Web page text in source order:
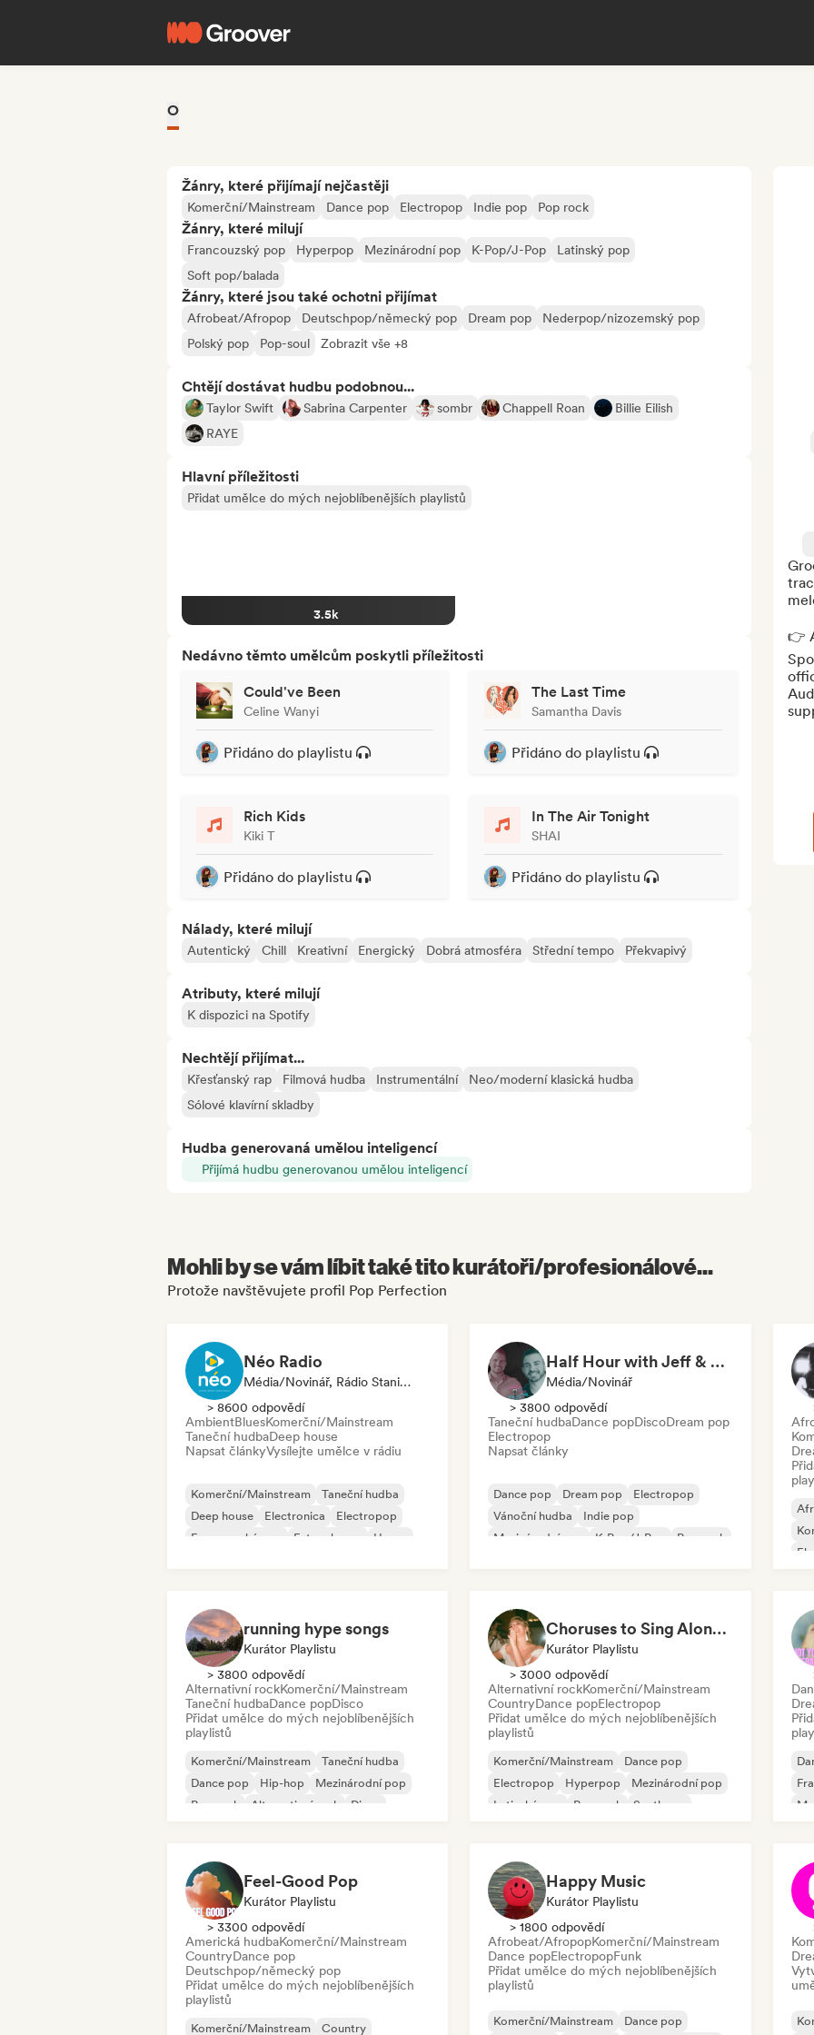
O
Žánry, které přijímají nejčastěji
Komerční/Mainstream Dance pop Electropop Indie pop Pop rock
Žánry, které milují
Francouzský pop Hyperpop Mezinárodní pop K-Pop/J-Pop
Latinský pop
Soft pop/balada
Žánry, které jsou také ochotni přijímat
Afrobeat/Afropop Deutschpop/německý pop Dream pop
Nederpop/nizozemský pop
Polský pop
Pop-soul Zobrazit vše +8
Chtějí dostávat hudbu podobnou...
Taylor Swift Sabrina Carpenter sombr Chappell Roan
Billie Eilish
RAYE
Hlavní příležitosti
Přidat umělce do mých nejoblíbenějších playlistů
3.5k
Nedávno těmto umělcům poskytli příležitosti
Could've Been
Celine Wanyi
Přidáno do playlistu
The Last Time
Samantha Davis
Přidáno do playlistu
Rich Kids
Kiki T
Přidáno do playlistu
In The Air Tonight
SHAI
Přidáno do playlistu
Nálady, které milují
Autentický Chill Kreativní Energický Dobrá atmosféra Střední tempo Překvapivý
Atributy, které milují
K dispozici na Spotify
Nechtějí přijímat...
Křesťanský rap Filmová hudba Instrumentální
Neo/moderní klasická hudba
Sólové klavírní skladby
Hudba generovaná umělou inteligencí
Přijímá hudbu generovanou umělou inteligencí
👉
Mohli by se vám líbit také tito kurátoři/profesionálové...
Protože navštěvujete profil Pop Perfection
Néo Radio
Média/novinář, Rádio Stanice
> 8600 odpovědí
AmbientBluesKomerční/Mainstream
Taneční hudbaDeep house
Napsat článkyVysílejte umělce v rádiu
Komerční/Mainstream
Taneční hudba
Deep house
Electronica
Electropop
Francouzský pop
Future house House
Half Hour with Jeff & Richie (An Entertainment Podcast)
Média/novinář
> 3800 odpovědí
Taneční hudbaDance popDiscoDream pop
Electropop
Napsat články
Dance pop Dream pop
Electropop
Vánoční hudba
Indie pop
Mezinárodní pop
K-Pop/J-Pop Pop rock
running hype songs
Kurátor Playlistu
> 3800 odpovědí
Alternativní rockKomerční/Mainstream
Taneční hudbaDance popDisco
Přidat umělce do mých nejoblíbenějších
playlistů
Komerční/Mainstream
Taneční hudba
Dance pop
Hip-hop
Mezinárodní pop
Pop rock
Alternativní rock Disco
Choruses to Sing Along To
Kurátor Playlistu
> 3000 odpovědí
Alternativní rockKomerční/Mainstream
CountryDance popElectropop
Přidat umělce do mých nejoblíbenějších
playlistů
Komerční/Mainstream
Dance pop
Electropop
Hyperpop
Mezinárodní pop
Latinský pop
Pop rock Synthpop
Feel-Good Pop
Kurátor Playlistu
> 3300 odpovědí
Americká hudbaKomerční/Mainstream
CountryDance pop
Deutschpop/německý pop
Přidat umělce do mých nejoblíbenějších
playlistů
Komerční/Mainstream Country
Happy Music
Kurátor Playlistu
> 1800 odpovědí
Afrobeat/AfropopKomerční/Mainstream
Dance popElectropopFunk
Přidat umělce do mých nejoblíbenějších
playlistů
Komerční/Mainstream Dance pop